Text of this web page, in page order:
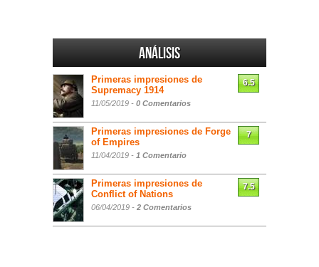
Análisis
Primeras impresiones de
Supremacy 1914
11/05/2019 - 0 Comentarios
6.5
Primeras impresiones de Forge
of Empires
11/04/2019 - 1 Comentario
7
Primeras impresiones de
Conflict of Nations
06/04/2019 - 2 Comentarios
7.5